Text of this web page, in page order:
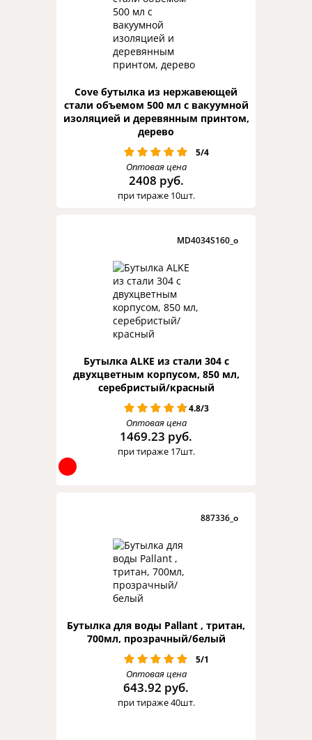
Cove бутылка из нержавеющей
стали объемом 500 мл с вакуумной
изоляцией и деревянным принтом,
дерево
5/4
Оптовая цена
2408 руб.
при тираже 10шт.
MD4034S160_o
Бутылка ALKE из стали 304 с
двухцветным корпусом, 850 мл,
серебристый/красный
4.8/3
Оптовая цена
1469.23 руб.
при тираже 17шт.
887336_o
Бутылка для воды Pallant , тритан,
700мл, прозрачный/белый
5/1
Оптовая цена
643.92 руб.
при тираже 40шт.